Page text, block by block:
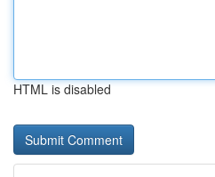
HTML is disabled